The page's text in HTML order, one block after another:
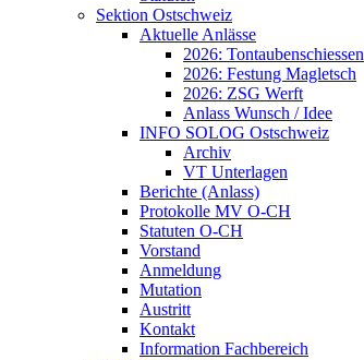
Sektion Ostschweiz
Aktuelle Anlässe
2026: Tontaubenschiessen
2026: Festung Magletsch
2026: ZSG Werft
Anlass Wunsch / Idee
INFO SOLOG Ostschweiz
Archiv
VT Unterlagen
Berichte (Anlass)
Protokolle MV O-CH
Statuten O-CH
Vorstand
Anmeldung
Mutation
Austritt
Kontakt
Information Fachbereich